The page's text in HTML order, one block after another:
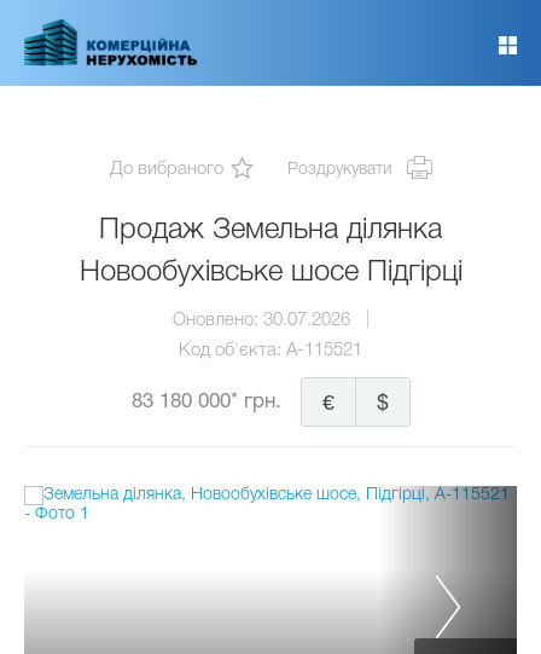
основного
До вибраного Роздрукувати
Продаж Земельна ділянка
Новообухівське шосе Підгірці
Оновлено: 30.07.2026
Код об'єкта: A-115521
83 180 000* грн. $
€